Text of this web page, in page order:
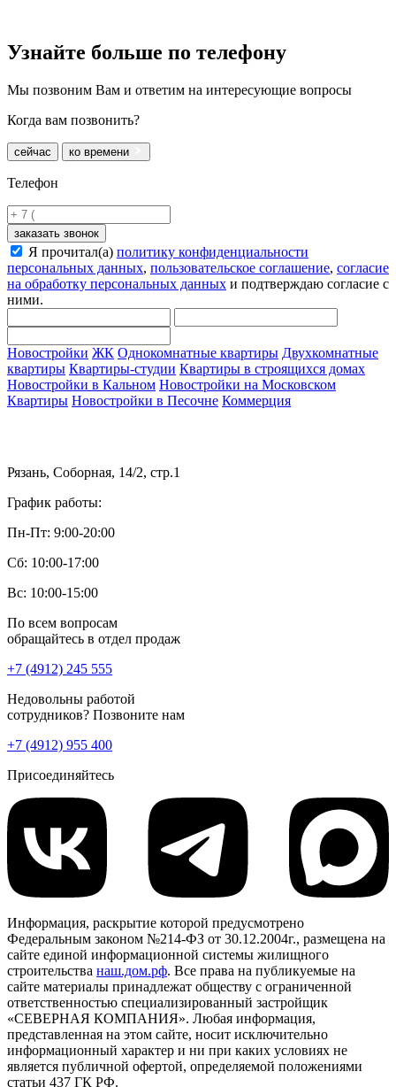
Узнайте больше по телефону
Мы позвоним Вам и ответим на интересующие вопросы
Когда вам позвонить?
сейчас ко времени
Телефон
заказать звонок
Я прочитал(а) политику конфиденциальности
персональных данных, пользовательское соглашение, согласие
на обработку персональных данных и подтверждаю согласие с
ними.
Новостройки ЖК Однокомнатные квартиры Двухкомнатные
квартиры Квартиры-студии Квартиры в строящихся домах
Новостройки в Кальном Новостройки на Московском
Квартиры Новостройки в Песочне Коммерция
Рязань, Соборная, 14/2, стр.1
График работы:
Пн-Пт: 9:00-20:00
Сб: 10:00-17:00
Вс: 10:00-15:00
По всем вопросам
обращайтесь в отдел продаж
+7 (4912) 245 555
Недовольны работой
сотрудников? Позвоните нам
+7 (4912) 955 400
Присоединяйтесь
Информация, раскрытие которой предусмотрено
Федеральным законом №214-ФЗ от 30.12.2004г., размещена на
сайте единой информационной системы жилищного
строительства наш.дом.рф. Все права на публикуемые на
сайте материалы принадлежат обществу с ограниченной
ответственностью специализированный застройщик
«СЕВЕРНАЯ КОМПАНИЯ». Любая информация,
представленная на этом сайте, носит исключительно
информационный характер и ни при каких условиях не
является публичной офертой, определяемой положениями
статьи 437 ГК РФ.